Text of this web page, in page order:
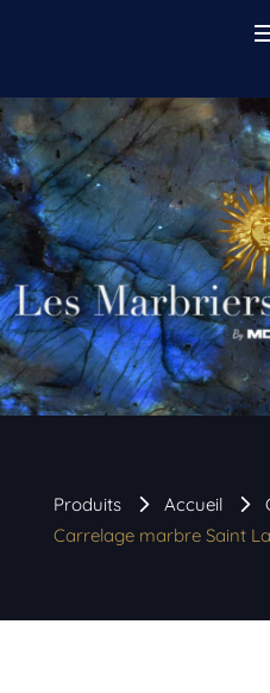
Produits Accueil
Carrelage marbre Saint